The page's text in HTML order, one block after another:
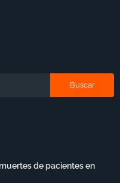
de pacientes en